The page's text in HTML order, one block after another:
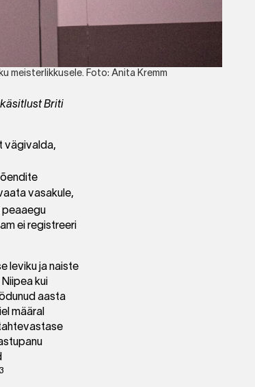
meisterlikkusele. Foto: Anita Kremm
Briti
vägivalda,
vasakule,
ei registreeri
leviku ja naiste
kui
aasta
määral